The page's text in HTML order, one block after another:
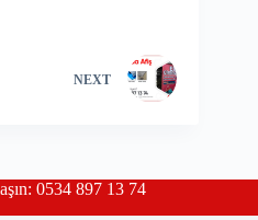
NEXT
0534 897 13 74